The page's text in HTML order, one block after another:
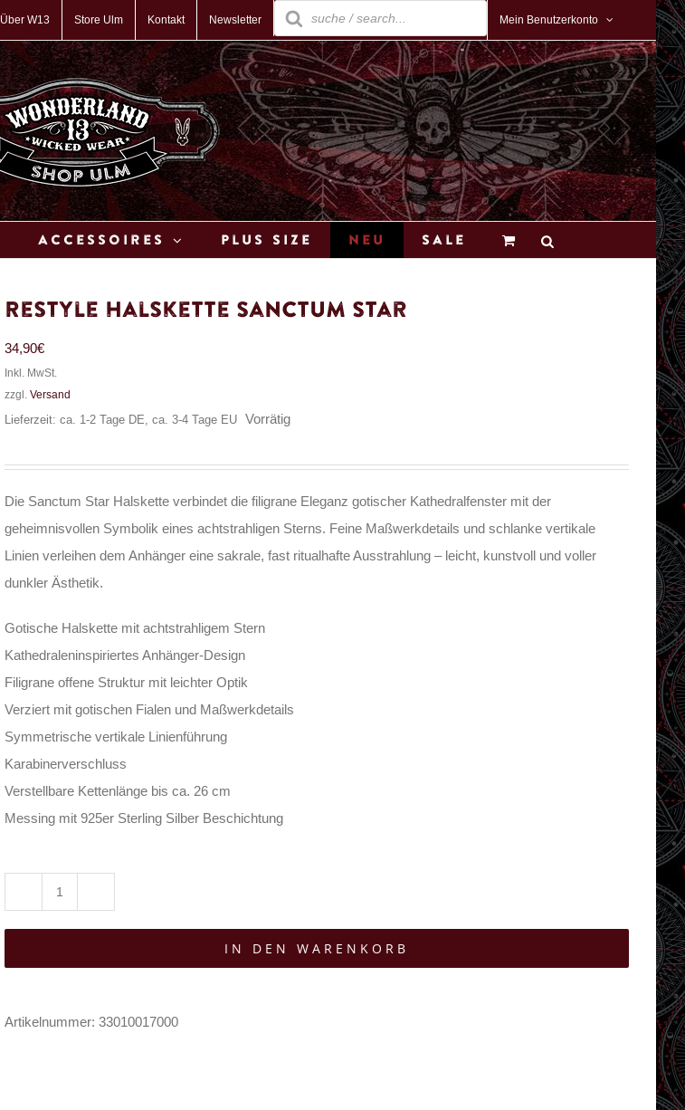
Über W13 Store Ulm Kontakt Newsletter
Products
search
Mein Benutzerkonto
Accessoires Plus Size Neu Sale
Restyle Halskette Sanctum Star
34,90€
Inkl. MwSt.
zzgl. Versand
Lieferzeit: ca. 1-2 Tage DE, ca. 3-4 Tage EU
Vorrätig
Die Sanctum Star Halskette verbindet die filigrane Eleganz gotischer Kathedralfenster mit der
geheimnisvollen Symbolik eines achtstrahligen Sterns. Feine Maßwerkdetails und schlanke vertikale
Linien verleihen dem Anhänger eine sakrale, fast ritualhafte Ausstrahlung – leicht, kunstvoll und voller
dunkler Ästhetik.
Gotische Halskette mit achtstrahligem Stern
Kathedraleninspiriertes Anhänger-Design
Filigrane offene Struktur mit leichter Optik
Verziert mit gotischen Fialen und Maßwerkdetails
Symmetrische vertikale Linienführung
Karabinerverschluss
Verstellbare Kettenlänge bis ca. 26 cm
Messing mit 925er Sterling Silber Beschichtung
Halskette
IN DEN WARENKORB
Artikelnummer: 33010017000